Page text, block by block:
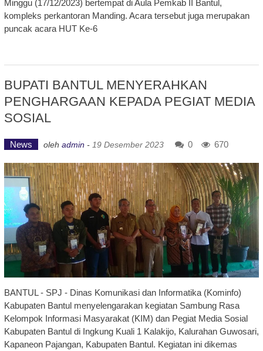
Minggu (17/12/2023) bertempat di Aula Pemkab II Bantul,
kompleks perkantoran Manding. Acara tersebut juga merupakan
puncak acara HUT Ke-6
BUPATI BANTUL MENYERAHKAN
PENGHARGAAN KEPADA PEGIAT MEDIA
SOSIAL
News oleh admin - 19 Desember 2023 0 670
BANTUL - SPJ - Dinas Komunikasi dan Informatika (Kominfo)
Kabupaten Bantul menyelengarakan kegiatan Sambung Rasa
Kelompok Informasi Masyarakat (KIM) dan Pegiat Media Sosial
Kabupaten Bantul di Ingkung Kuali 1 Kalakijo, Kalurahan Guwosari,
Kapaneon Pajangan, Kabupaten Bantul. Kegiatan ini dikemas